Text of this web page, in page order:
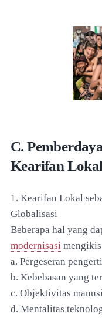
C.
Kearifan Lokal
1. Kearifan Lokal
Globalisasi
Beberapa hal yang
modernisasi
a. Pergeseran
b. Kebebasan yang
c. Objektivitas
d. Mentalitas